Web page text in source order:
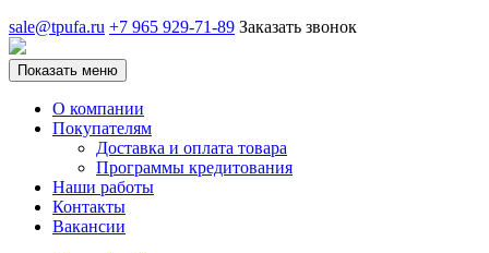
sale@tpufa.ru +7 965 929-71-89 Заказать звонок
Показать меню
О компании
Покупателям
Доставка и оплата товара
Программы кредитования
Наши работы
Контакты
Вакансии